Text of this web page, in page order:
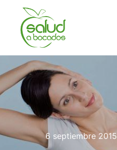
6 septiembre 2015